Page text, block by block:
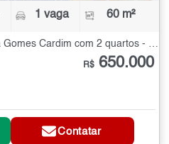
1 vaga 60 m²
Apartamento à Venda na Vila Gomes Cardim com 2 quartos - 60 m²
R$ 650.000
Contatar